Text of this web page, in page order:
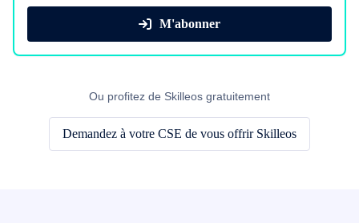
M'abonner
Ou profitez de Skilleos gratuitement
Demandez à votre CSE de vous offrir Skilleos